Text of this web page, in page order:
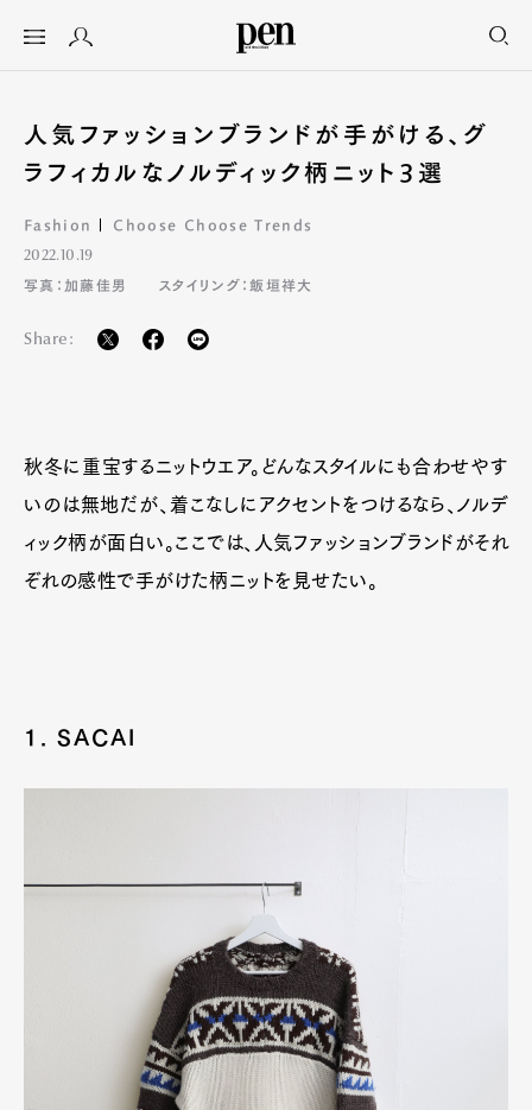
人気ファッションブランドが手がける、グ
ラフィカルなノルディック柄ニット3選
Fashion Choose Choose Trends
2022.10.19
写真：加藤佳男
スタイリング：飯垣祥大
Share:
秋冬に重宝するニットウエア。どんなスタイルにも合わせやす
いのは無地だが、着こなしにアクセントをつけるなら、ノルデ
ィック柄が面白い。ここでは、人気ファッションブランドがそれ
ぞれの感性で手がけた柄ニットを見せたい。
1. SACAI